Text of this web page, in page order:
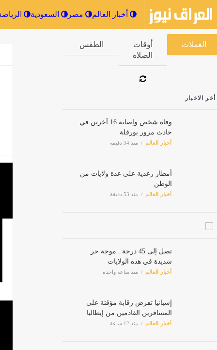
أخبار العالم مصر السعودية
العملات أوقات الصلاة الطقس
أخر الاخبار
وفاة شخص وإصابة 16 آخرين في
حادث مرور بورقلة
أخبار العالم منذ 34 دقيقة
أمطار رعدية على عدة ولايات من
الوطن
أخبار العالم
شديدة في هذه الولايات
أخبار العالم منذ ساعة واحدة
المسافرين القادمين من إيطاليا
أخبار العالم